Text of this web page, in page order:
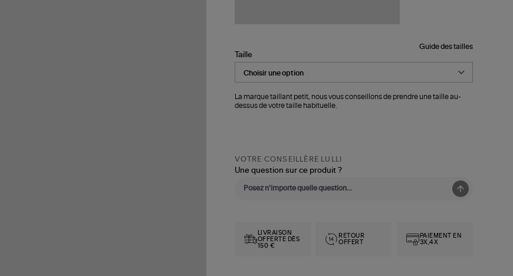
Guide des tailles
Taille
La marque taillant petit, nous vous conseillons de prendre une taille au-
dessus de votre taille habituelle.
VOTRE CONSEILLÈRE LULLI
Une question sur ce produit ?
LIVRAISON
OFFERTE DÈS
150 €
RETOUR
OFFERT
PAIEMENT EN
3X,4X